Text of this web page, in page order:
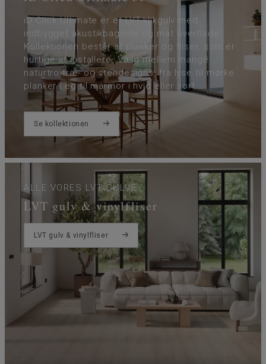
iD Click Ultimate er et LVT-klikgulv med
indbygget akustikbagside og mat overflade.
Kollektionen består af planker og fliser, som er
hurtige at installere. Vælg mellem mange
naturtro træ- og stendesigns, fra lyse til mørke
planker i eg til marmor i hvid eller sort.
Se kollektionen
ALLE VORES LVT GULVE
LVT gulv & vinylfliser
LVT gulv & vinylfliser